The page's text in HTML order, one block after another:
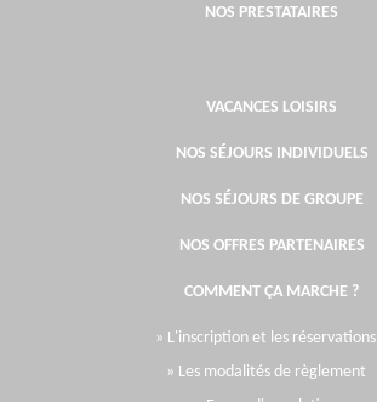
NOS PRESTATAIRES
VACANCES LOISIRS
NOS SÉJOURS INDIVIDUELS
NOS SÉJOURS DE GROUPE
NOS OFFRES PARTENAIRES
COMMENT ÇA MARCHE ?
» L'inscription et les réservations
» Les modalités de règlement